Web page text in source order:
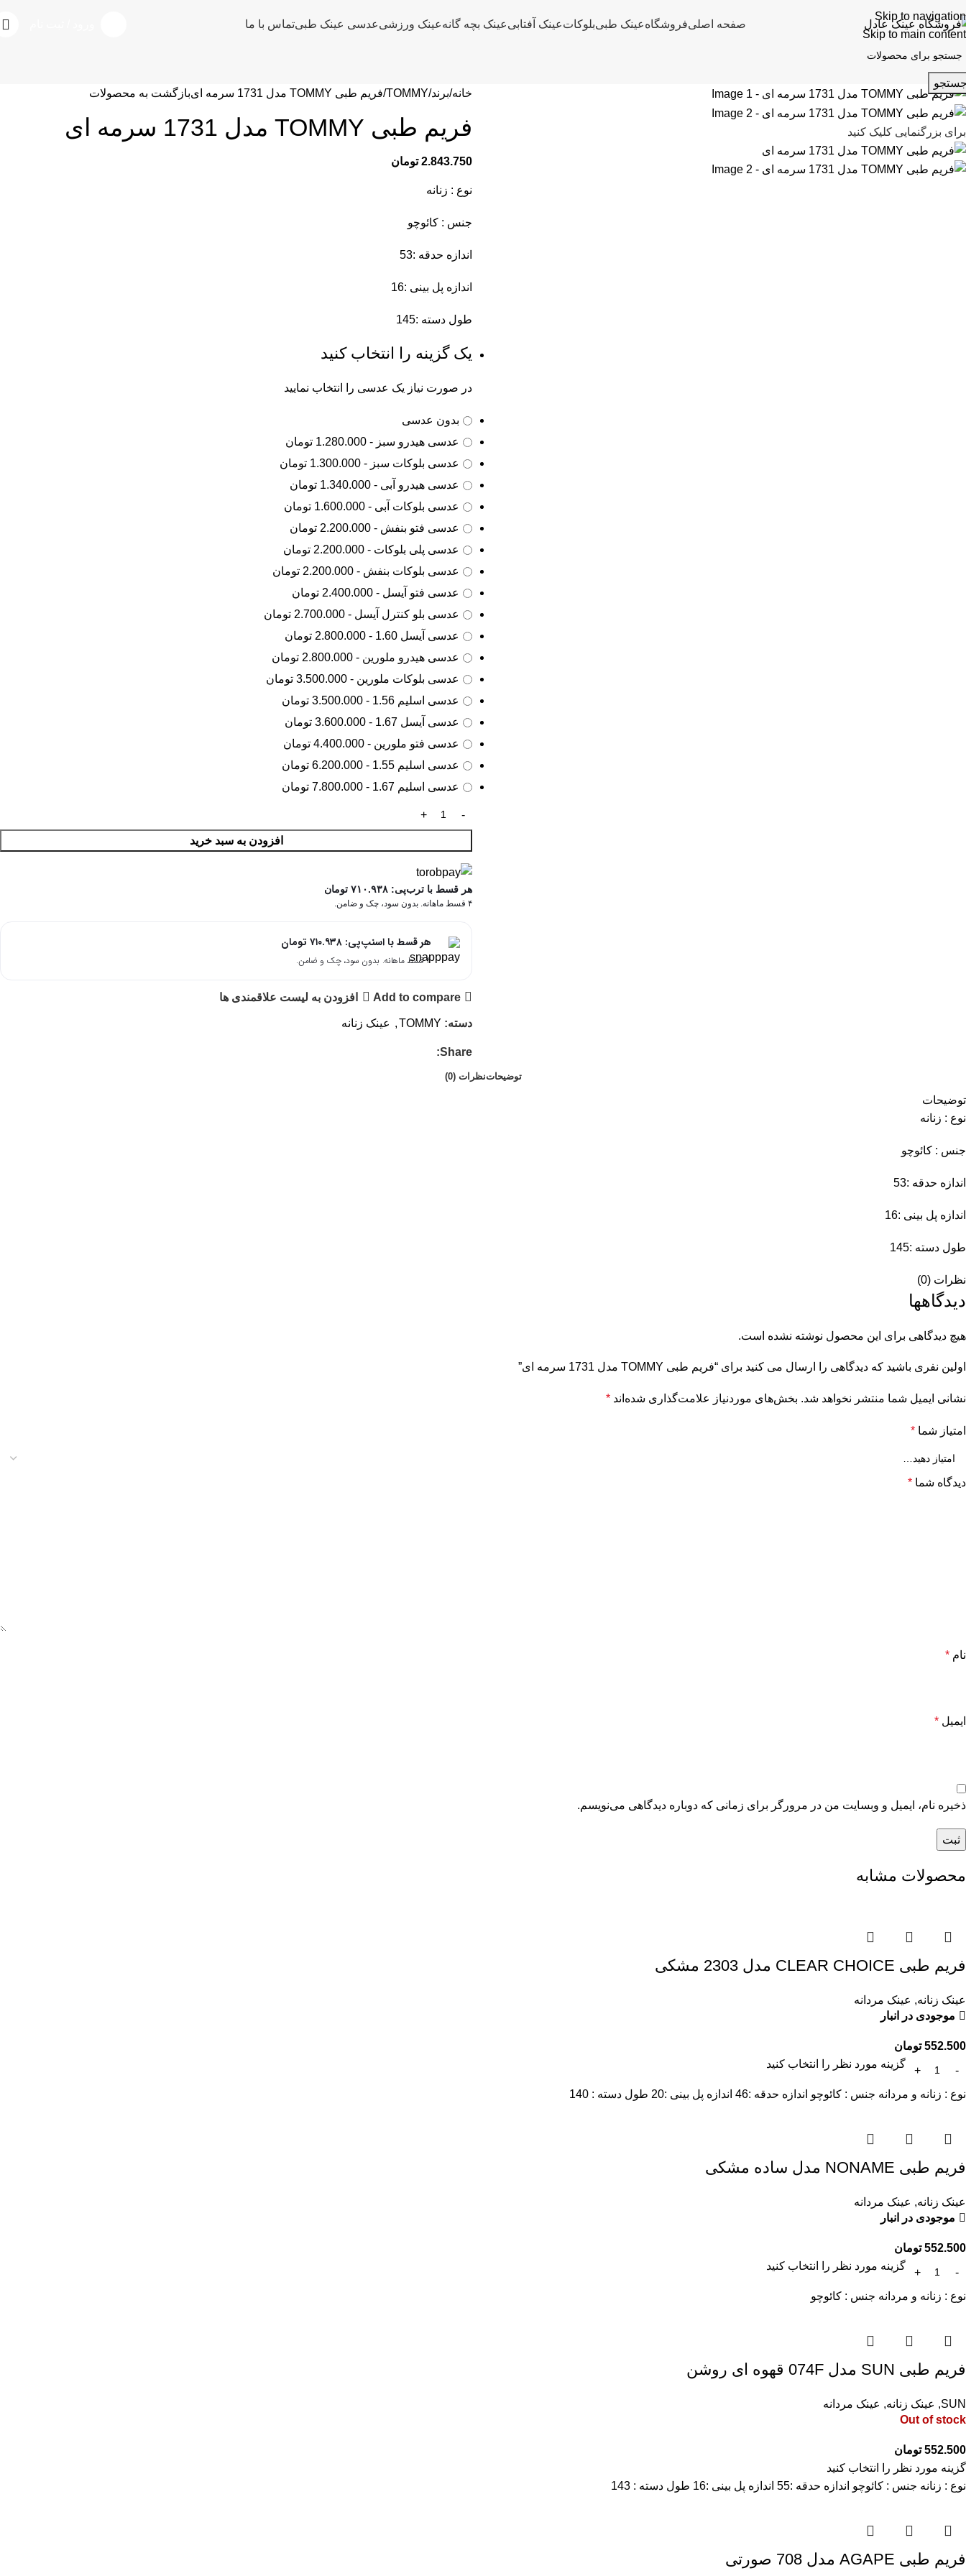
Skip to navigation
Skip to main content
صفحه اصلیفروشگاهعینک طبیبلوکاتعینک آفتابیعینک بچه گانهعینک ورزشیعدسی عینک طبیتماس با ما
برای بزرگنمایی کلیک کنید
خانه برند TOMMY فریم طبی TOMMY مدل 1731 سرمه ای بازگشت به محصولات
فریم طبی TOMMY مدل 1731 سرمه ای
2.843.750 تومان
نوع : زنانه
جنس : کائوچو
اندازه حدقه :53
اندازه پل بینی :16
طول دسته :145
یک گزینه را انتخاب کنید
در صورت نیاز یک عدسی را انتخاب نمایید
بدون عدسی
عدسی هیدرو سبز - 1.280.000 تومان
عدسی بلوکات سبز - 1.300.000 تومان
عدسی هیدرو آبی - 1.340.000 تومان
عدسی بلوکات آبی - 1.600.000 تومان
عدسی فتو بنفش - 2.200.000 تومان
عدسی پلی بلوکات - 2.200.000 تومان
عدسی بلوکات بنفش - 2.200.000 تومان
عدسی فتو آیسل - 2.400.000 تومان
عدسی بلو کنترل آیسل - 2.700.000 تومان
عدسی آیسل 1.60 - 2.800.000 تومان
عدسی هیدرو ملورین - 2.800.000 تومان
عدسی بلوکات ملورین - 3.500.000 تومان
عدسی اسلیم 1.56 - 3.500.000 تومان
عدسی آیسل 1.67 - 3.600.000 تومان
عدسی فتو ملورین - 4.400.000 تومان
عدسی اسلیم 1.55 - 6.200.000 تومان
عدسی اسلیم 1.67 - 7.800.000 تومان
افزودن به سبد خرید
هر قسط با ترب‌پی: ۷۱۰.۹۳۸ تومان
۴ قسط ماهانه. بدون سود، چک و ضامن.
هر قسط با اسنپ‌پی: ۷۱۰.۹۳۸ تومان
۴ قسط ماهانه. بدون سود، چک و ضامن.
Add to compare افزودن به لیست علاقمندی ها
دسته: TOMMY
, عینک زنانه
Share:
توضیحاتنظرات (0)
توضیحات
نوع : زنانه
جنس : کائوچو
اندازه حدقه :53
اندازه پل بینی :16
طول دسته :145
نظرات (0)
دیدگاهها
هیچ دیدگاهی برای این محصول نوشته نشده است.
اولین نفری باشید که دیدگاهی را ارسال می کنید برای “فریم طبی TOMMY مدل 1731 سرمه ای”
نشانی ایمیل شما منتشر نخواهد شد. بخش‌های موردنیاز علامت‌گذاری شده‌اند *
امتیاز شما *
دیدگاه شما *
نام *
ایمیل *
ذخیره نام، ایمیل و وبسایت من در مرورگر برای زمانی که دوباره دیدگاهی می‌نویسم.
محصولات مشابه
فریم طبی CLEAR CHOICE مدل 2303 مشکی
عینک زنانه, عینک مردانه
موجودی در انبار
552.500 تومان
گزینه مورد نظر را انتخاب کنید
نوع : زنانه و مردانه جنس : کائوچو اندازه حدقه :46 اندازه پل بینی :20 طول دسته : 140
فریم طبی NONAME مدل ساده مشکی
عینک زنانه, عینک مردانه
موجودی در انبار
552.500 تومان
گزینه مورد نظر را انتخاب کنید
نوع : زنانه و مردانه جنس : کائوچو
فریم طبی SUN مدل 074F قهوه ای روشن
SUN
, عینک زنانه, عینک مردانه
Out of stock
552.500 تومان
گزینه مورد نظر را انتخاب کنید
نوع : زنانه جنس : کائوچو اندازه حدقه :55 اندازه پل بینی :16 طول دسته : 143
فریم طبی AGAPE مدل 708 صورتی